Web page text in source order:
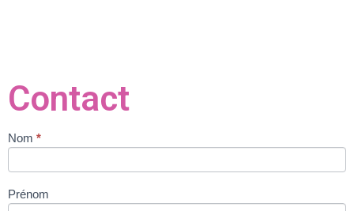
Contact
Contact
Nom *
Prénom